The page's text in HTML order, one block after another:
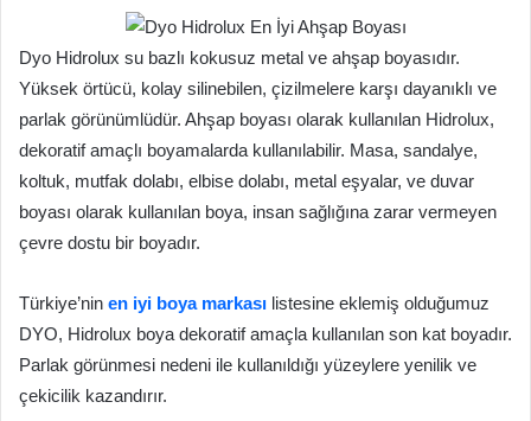
Dyo Hidrolux su bazlı kokusuz metal ve ahşap boyasıdır.
Yüksek örtücü, kolay silinebilen, çizilmelere karşı dayanıklı ve
parlak görünümlüdür. Ahşap boyası olarak kullanılan Hidrolux,
dekoratif amaçlı boyamalarda kullanılabilir. Masa, sandalye,
koltuk, mutfak dolabı, elbise dolabı, metal eşyalar, ve duvar
boyası olarak kullanılan boya, insan sağlığına zarar vermeyen
çevre dostu bir boyadır.
Türkiye’nin en iyi boya markası listesine eklemiş olduğumuz
DYO, Hidrolux boya dekoratif amaçla kullanılan son kat boyadır.
Parlak görünmesi nedeni ile kullanıldığı yüzeylere yenilik ve
çekicilik kazandırır.